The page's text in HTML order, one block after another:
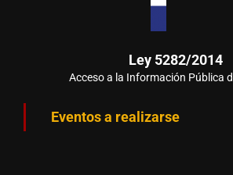
Ley 5282/2014
Acceso a la Información Pública
Eventos a realizarse